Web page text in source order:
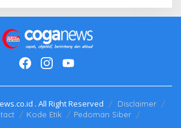
. All Right Reserved
Disclaimer
Kode Etik
Pedoman Siber